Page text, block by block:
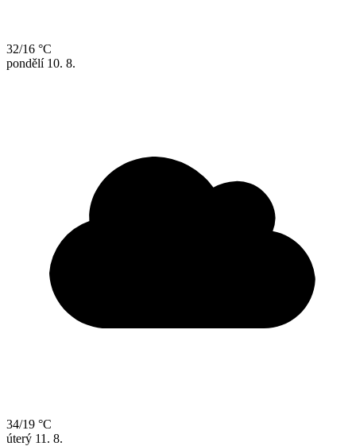
32/16 °C
pondělí 10. 8.
34/19 °C
úterý 11. 8.